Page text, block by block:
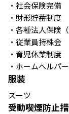
・社会保険完備
・財形貯蓄制度
・各種法人保険
・従業員持株会
・育児休業制度
・ホームヘルパ
服装
スーツ
受動喫煙防止